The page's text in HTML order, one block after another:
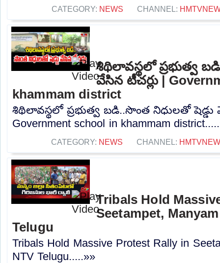
CATEGORY: NEWS CHANNEL:
శిథిలావస్థలో ప్రభుత్వ
వేసిన టీచర్లు |
khammam district
శిథిలావస్థలో ప్రభుత్వ బడి..సొంత నిధులతో షెడ్డు
Government school in khammam
CATEGORY: NEWS CHANNEL:
Tribals Hold
Seetampet,
Telugu
Tribals Hold Massive Protest Rally in
NTV Telugu.....»»